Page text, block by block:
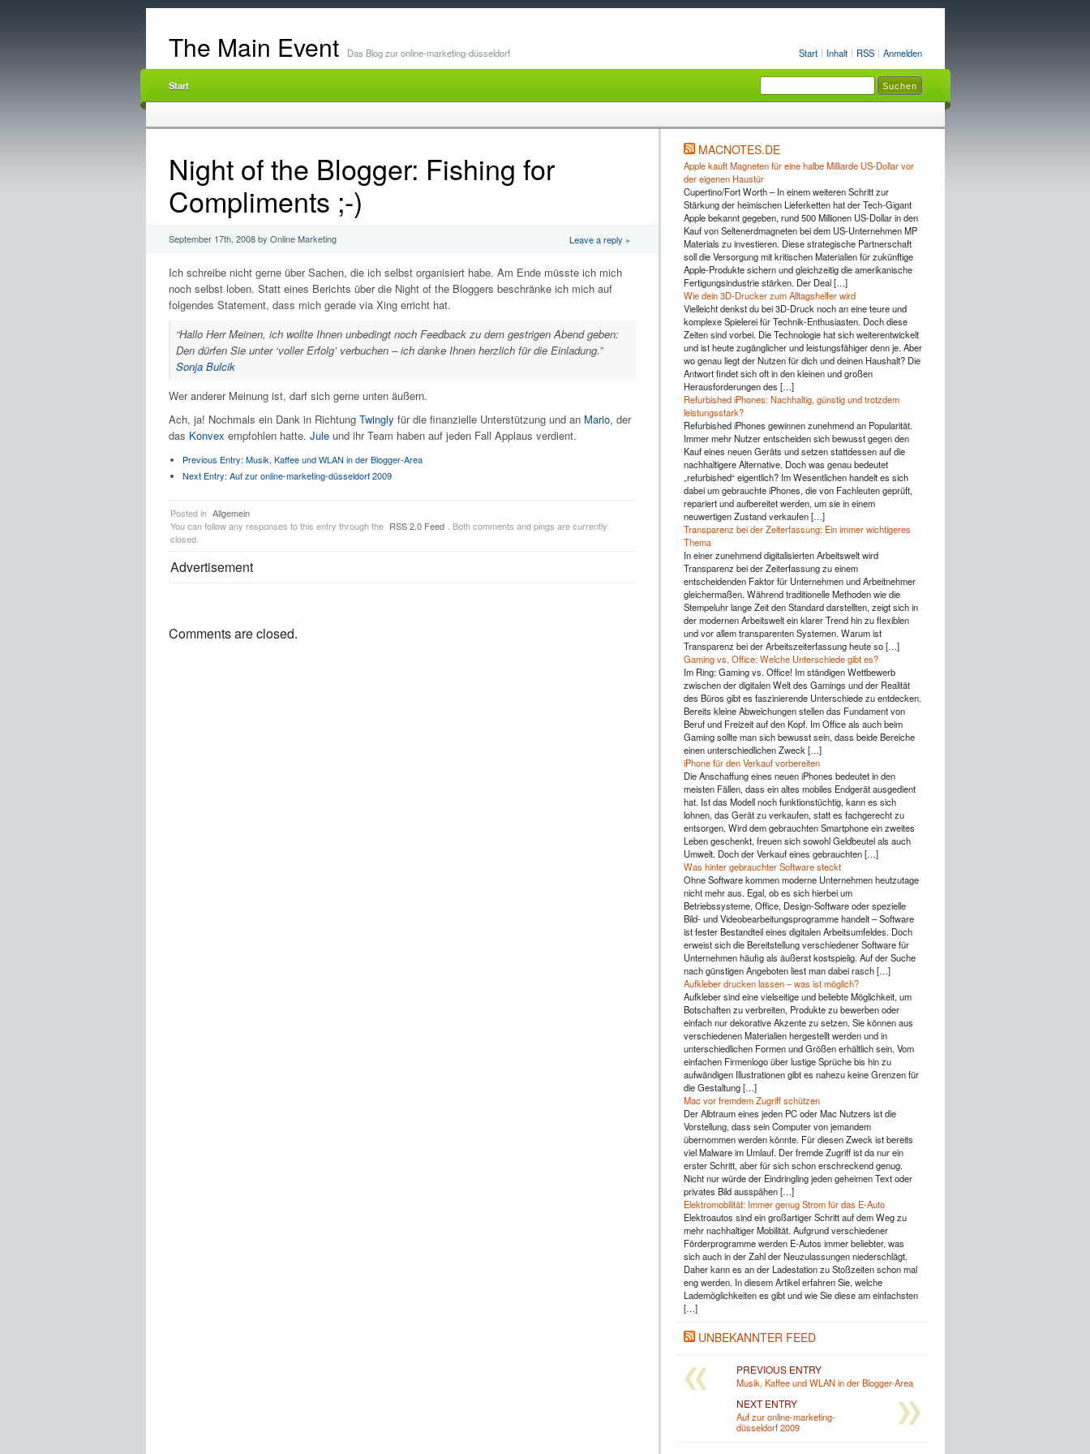
Start Inhalt RSS Anmelden
The Main Event Das Blog zur online-marketing-düsseldorf
Start
Night of the Blogger: Fishing for
Compliments ;-)
September 17th, 2008 by Online Marketing Leave a reply »
Ich schreibe nicht gerne über Sachen, die ich selbst organisiert habe. Am Ende müsste ich mich
noch selbst loben. Statt eines Berichts über die Night of the Bloggers beschränke ich mich auf
folgendes Statement, dass mich gerade via Xing erricht hat.
“Hallo Herr Meinen, ich wollte Ihnen unbedingt noch Feedback zu dem gestrigen Abend geben:
Den dürfen Sie unter ‘voller Erfolg’ verbuchen – ich danke Ihnen herzlich für die Einladung.”
Sonja Bulcik
Wer anderer Meinung ist, darf sich gerne unten äußern.
Ach, ja! Nochmals ein Dank in Richtung Twingly für die finanzielle Unterstützung und an Mario, der
das Konvex empfohlen hatte. Juleund ihr Team haben auf jeden Fall Applaus verdient.
Previous Entry: Musik, Kaffee und WLAN in der Blogger-Area
Next Entry: Auf zur online-marketing-düsseldorf 2009
Posted in Allgemein
You can follow any responses to this entry through the RSS 2.0 Feed
. Both comments and pings are currently
closed.
Advertisement
Comments are closed.
MACNOTES.DE
Apple kauft Magneten für eine halbe Milliarde US-Dollar vor
der eigenen Haustür
Cupertino/Fort Worth – In einem weiteren Schritt zur
Stärkung der heimischen Lieferketten hat der Tech-Gigant
Apple bekannt gegeben, rund 500 Millionen US-Dollar in den
Kauf von Seltenerdmagneten bei dem US-Unternehmen MP
Materials zu investieren. Diese strategische Partnerschaft
soll die Versorgung mit kritischen Materialien für zukünftige
Apple-Produkte sichern und gleichzeitig die amerikanische
Fertigungsindustrie stärken. Der Deal […]
Wie dein 3D-Drucker zum Alltagshelfer wird
Vielleicht denkst du bei 3D-Druck noch an eine teure und
komplexe Spielerei für Technik-Enthusiasten. Doch diese
Zeiten sind vorbei. Die Technologie hat sich weiterentwickelt
und ist heute zugänglicher und leistungsfähiger denn je. Aber
wo genau liegt der Nutzen für dich und deinen Haushalt? Die
Antwort findet sich oft in den kleinen und großen
Herausforderungen des […]
Refurbished iPhones: Nachhaltig, günstig und trotzdem
leistungsstark?
Refurbished iPhones gewinnen zunehmend an Popularität.
Immer mehr Nutzer entscheiden sich bewusst gegen den
Kauf eines neuen Geräts und setzen stattdessen auf die
nachhaltigere Alternative. Doch was genau bedeutet
„refurbished“ eigentlich? Im Wesentlichen handelt es sich
dabei um gebrauchte iPhones, die von Fachleuten geprüft,
repariert und aufbereitet werden, um sie in einem
neuwertigen Zustand verkaufen […]
Transparenz bei der Zeiterfassung: Ein immer wichtigeres
Thema
In einer zunehmend digitalisierten Arbeitswelt wird
Transparenz bei der Zeiterfassung zu einem
entscheidenden Faktor für Unternehmen und Arbeitnehmer
gleichermaßen. Während traditionelle Methoden wie die
Stempeluhr lange Zeit den Standard darstellten, zeigt sich in
der modernen Arbeitswelt ein klarer Trend hin zu flexiblen
und vor allem transparenten Systemen. Warum ist
Transparenz bei der Arbeitszeiterfassung heute so […]
Gaming vs. Office: Welche Unterschiede gibt es?
Im Ring: Gaming vs. Office! Im ständigen Wettbewerb
zwischen der digitalen Welt des Gamings und der Realität
des Büros gibt es faszinierende Unterschiede zu entdecken.
Bereits kleine Abweichungen stellen das Fundament von
Beruf und Freizeit auf den Kopf. Im Office als auch beim
Gaming sollte man sich bewusst sein, dass beide Bereiche
einen unterschiedlichen Zweck […]
iPhone für den Verkauf vorbereiten
Die Anschaffung eines neuen iPhones bedeutet in den
meisten Fällen, dass ein altes mobiles Endgerät ausgedient
hat. Ist das Modell noch funktionstüchtig, kann es sich
lohnen, das Gerät zu verkaufen, statt es fachgerecht zu
entsorgen. Wird dem gebrauchten Smartphone ein zweites
Leben geschenkt, freuen sich sowohl Geldbeutel als auch
Umwelt. Doch der Verkauf eines gebrauchten […]
Was hinter gebrauchter Software steckt
Ohne Software kommen moderne Unternehmen heutzutage
nicht mehr aus. Egal, ob es sich hierbei um
Betriebssysteme, Office, Design-Software oder spezielle
Bild- und Videobearbeitungsprogramme handelt – Software
ist fester Bestandteil eines digitalen Arbeitsumfeldes. Doch
erweist sich die Bereitstellung verschiedener Software für
Unternehmen häufig als äußerst kostspielig. Auf der Suche
nach günstigen Angeboten liest man dabei rasch […]
Aufkleber drucken lassen – was ist möglich?
Aufkleber sind eine vielseitige und beliebte Möglichkeit, um
Botschaften zu verbreiten, Produkte zu bewerben oder
einfach nur dekorative Akzente zu setzen. Sie können aus
verschiedenen Materialien hergestellt werden und in
unterschiedlichen Formen und Größen erhältlich sein. Vom
einfachen Firmenlogo über lustige Sprüche bis hin zu
aufwändigen Illustrationen gibt es nahezu keine Grenzen für
die Gestaltung […]
Mac vor fremdem Zugriff schützen
Der Albtraum eines jeden PC oder Mac Nutzers ist die
Vorstellung, dass sein Computer von jemandem
übernommen werden könnte. Für diesen Zweck ist bereits
viel Malware im Umlauf. Der fremde Zugriff ist da nur ein
erster Schritt, aber für sich schon erschreckend genug.
Nicht nur würde der Eindringling jeden geheimen Text oder
privates Bild ausspähen […]
Elektromobilität: Immer genug Strom für das E-Auto
Elektroautos sind ein großartiger Schritt auf dem Weg zu
mehr nachhaltiger Mobilität. Aufgrund verschiedener
Förderprogramme werden E-Autos immer beliebter, was
sich auch in der Zahl der Neuzulassungen niederschlägt.
Daher kann es an der Ladestation zu Stoßzeiten schon mal
eng werden. In diesem Artikel erfahren Sie, welche
Lademöglichkeiten es gibt und wie Sie diese am einfachsten
[…]
UNBEKANNTER FEED
PREVIOUS ENTRY
Musik, Kaffee und WLAN in der Blogger-Area
NEXT ENTRY
Auf zur online-marketing-
düsseldorf 2009